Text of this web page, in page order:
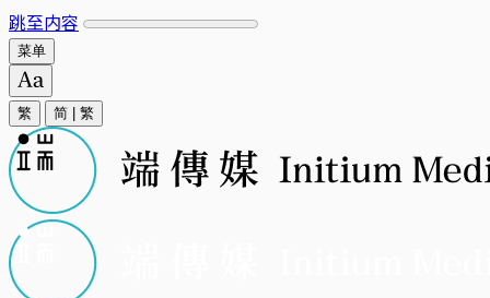
跳至内容
菜单
繁 简 繁